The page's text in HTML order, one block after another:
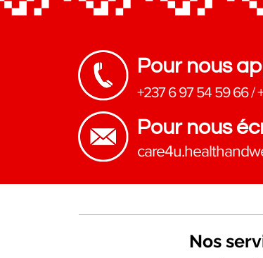
Pour nous
+237 6 97 54 59 66/
Pour nous
Nos